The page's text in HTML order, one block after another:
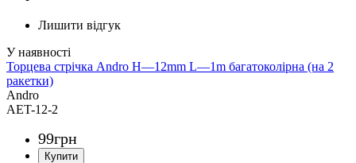
Лишити відгук
Торцева стрічка Andro H—12mm L—1m багатоколірна (на 2
ракетки)
Andro
AET-12-2
99грн